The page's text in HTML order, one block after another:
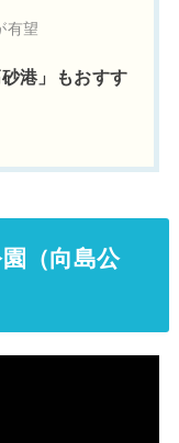
有望
港」もおすす
（向島公